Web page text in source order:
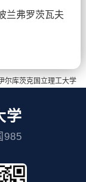
兰弗罗茨瓦夫
尔库茨克国立理工大学
学
985